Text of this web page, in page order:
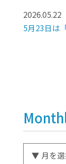
2026.05.22
5月23日は